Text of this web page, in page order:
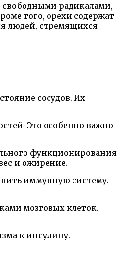
радикалами,
того, орехи содержат
людей, стремящихся
сосудов. Их
Это особенно важно
функционирования
и ожирение.
иммунную систему.
мозговых клеток.
к инсулину.